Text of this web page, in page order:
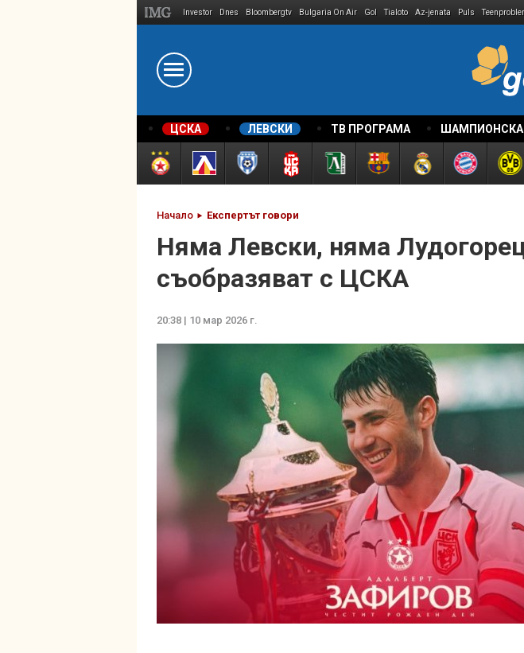
Investor Dnes Bloombergtv Bulgaria On Air Gol Tialoto Az-jenata Puls
ЦСКА ЛЕВСКИ ТВ ПРОГРАМА ШАМПИОНСКА
Начало Експертът говори
Няма Левски, няма
съобразяват с ЦСКА
20:38 | 10 мар 2026 г.